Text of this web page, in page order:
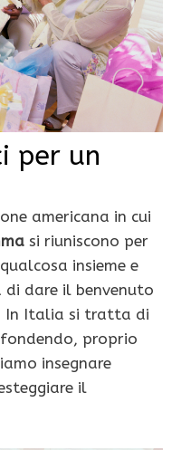
per un
americana in cui
si riuniscono per
insieme e
di dare il benvenuto
In Italia si tratta di
proprio
insegnare
il